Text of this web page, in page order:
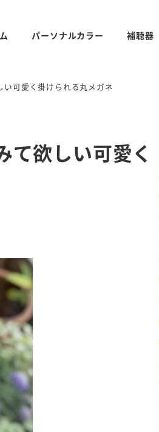
パーソナルカラー 補聴器
可愛く掛けられる丸メガネ
て欲しい可愛く